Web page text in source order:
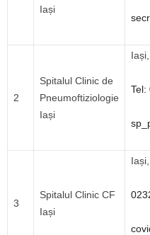
Iași
2
Spitalul Clinic de
Pneumoftiziologie
Iași
Tel:
3
Spitalul Clinic CF
Iași